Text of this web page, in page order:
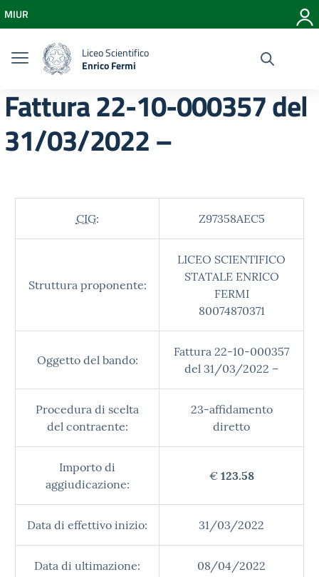
Vai al menu di navigazione
Vai al footer
MIUR
Liceo Scientifico
Enrico Fermi
Fattura 22-10-000357 del
31/03/2022 –
CIG: Z97358AEC5
Struttura proponente:
LICEO SCIENTIFICO
STATALE ENRICO
FERMI
80074870371
Oggetto del bando:
Fattura 22-10-000357
del 31/03/2022 –
Procedura di scelta
del contraente:
23-affidamento
diretto
Importo di
aggiudicazione:
€ 123.58
Data di effettivo inizio: 31/03/2022
Data di ultimazione: 08/04/2022